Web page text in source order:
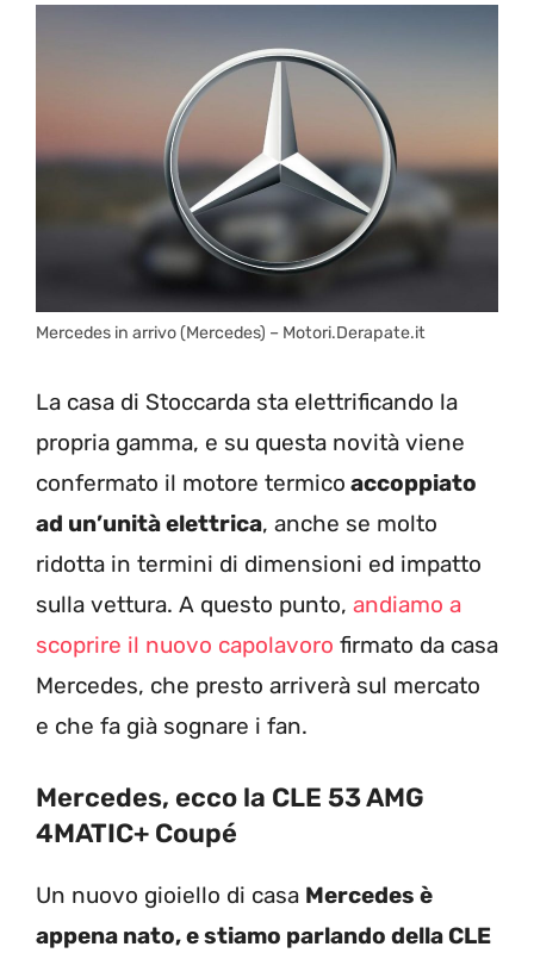
Mercedes in arrivo (Mercedes) – Motori.Derapate.it
La casa di Stoccarda sta elettrificando la
propria gamma, e su questa novità viene
confermato il motore termico accoppiato
ad un’unità elettrica, anche se molto
ridotta in termini di dimensioni ed impatto
sulla vettura. A questo punto, andiamo a
scoprire il nuovo capolavoro firmato da casa
Mercedes, che presto arriverà sul mercato
e che fa già sognare i fan.
Mercedes, ecco la CLE 53 AMG
4MATIC+ Coupé
Un nuovo gioiello di casa Mercedes è
appena nato, e stiamo parlando della CLE